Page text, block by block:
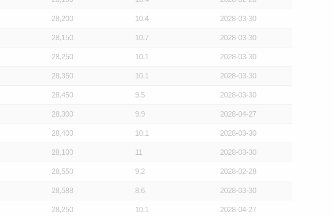
28,200 10.4 2028-03-30
28,150 10.7 2028-03-30
28,250 10.1 2028-03-30
28,350 10.1 2028-03-30
28,450 9.5 2028-03-30
28,300 9.9 2028-04-27
28,400 10.1 2028-03-30
28,100 11 2028-03-30
28,550 9.2 2028-02-28
28,588 8.6 2028-03-30
28,250 10.1 2028-04-27